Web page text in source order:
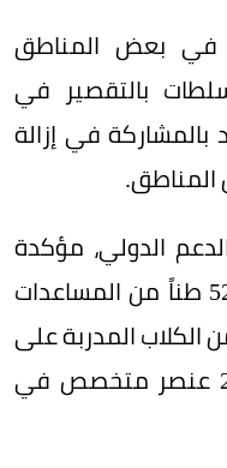
في بعض المناطق
بالتقصير في
بالمشاركة في إزالة
المناطق.
الدولي، مؤكدة
أن 24 دولة أرسلت حتى الآن 521 طناً من المساعدات
إلى 86 فريقاً من الكلاب المدربة على
البحث والإنقاذ وأكثر من 2,700 عنصر متخصص في